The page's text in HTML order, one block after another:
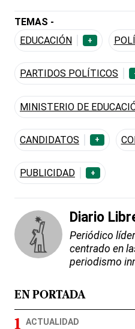
TEMAS -
EDUCACIÓN
+
PARTIDOS POLÍTICOS
MINISTERIO DE
CANDIDATOS +
PUBLICIDAD +
Diario
Periódico
centrado en
periodismo
EN PORTADA
ACTUALIDAD